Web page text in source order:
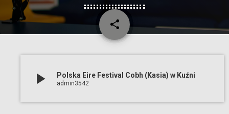
share
email
play_arrow Polska Eire Festival Cobh (Kasia) w Kuźni
admin3542